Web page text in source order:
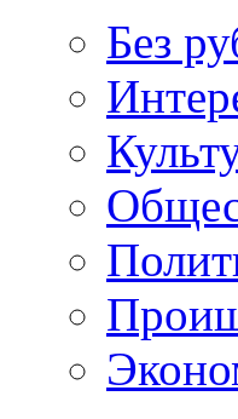
Без